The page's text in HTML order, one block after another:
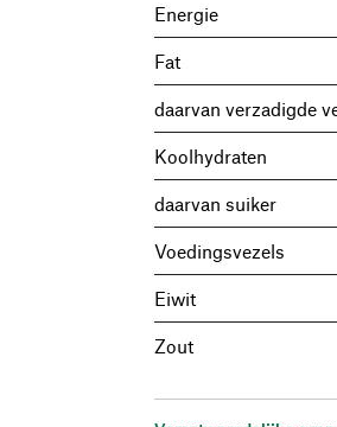
Energie
Fat
daarvan verzadigde
Koolhydraten
daarvan suiker
Voedingsvezels
Eiwit
Zout